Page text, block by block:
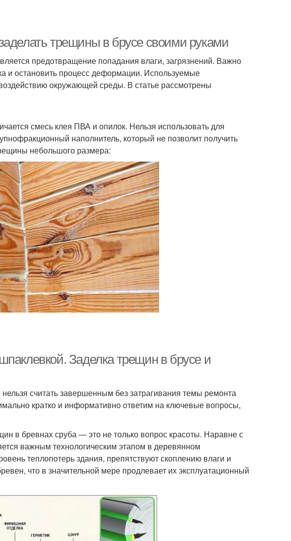
трещины в брусе своими руками
предотвращение попадания влаги, загрязнений. Важно
и остановить процесс деформации. Используемые
окружающей среды. В статье рассмотрены
смесь клея ПВА и опилок. Нельзя использовать для
наполнитель, который не позволит получить
небольшого размера:
Заделка трещин в брусе и
считать завершенным без затрагивания темы ремонта
кратко и информативно ответим на ключевые вопросы,
в бревнах сруба — это не только вопрос красоты. Наравне с
важным технологическим этапом в деревянном
теплопотерь здания, препятствуют скоплению влаги и
что в значительной мере продлевает их эксплуатационный